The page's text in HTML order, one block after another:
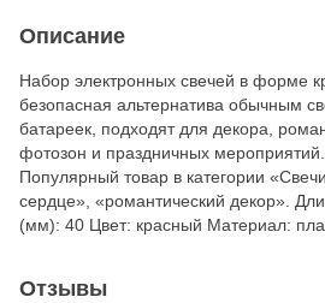
Описание
Набор электронных свечей в форме
безопасная альтернатива обычным
батареек, подходят для декора,
фотозон и праздничных мероприятий.
Популярный товар в категории
сердце», «романтический декор».
(мм): 40 Цвет: красный Материал:
Отзывы